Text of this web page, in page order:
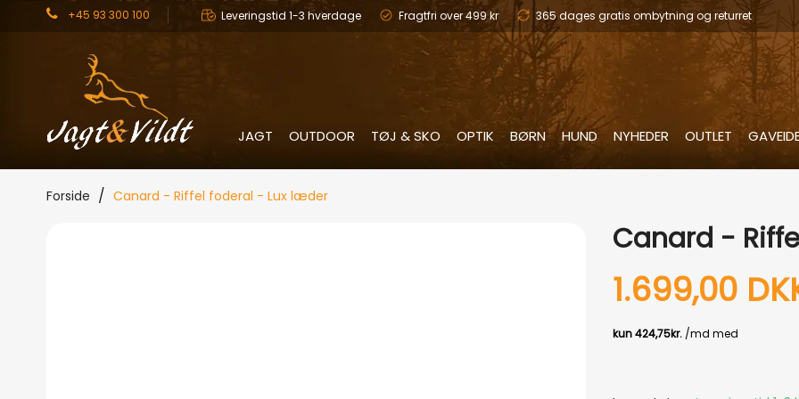
+45 93 300 100 Leveringstid 1-3 hverdage Fragtfri over 499 kr 365 dages gratis ombytning og returret
JAGT OUTDOOR TØJ & SKO OPTIK BØRN HUND NYHEDER OUTLET
Forside Canard - Riffel foderal - Lux læder
Canard -
1.699,00